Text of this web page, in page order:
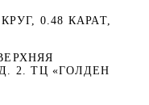
0.48 КАРАТ,
2. ТЦ «ГОЛДЕН